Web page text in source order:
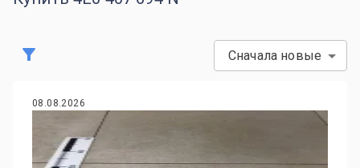
Сначала новые
08.08.2026